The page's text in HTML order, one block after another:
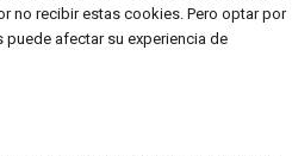
no recibir estas cookies. Pero optar por
afectar su experiencia de